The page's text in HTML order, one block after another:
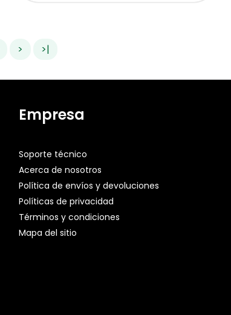
> >|
Empresa
Soporte técnico
Acerca de nosotros
Política de envíos y devoluciones
Políticas de privacidad
Términos y condiciones
Mapa del sitio